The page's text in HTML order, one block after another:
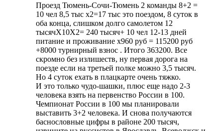
Проезд Тюмень-Сочи-Тюмень 2 команды 8+2 =
10 чел 8,5 тыс х2=17 тыс это поездом, 8 суток в
оба конца, слишком долго самолетом 12
тысячХ10Х2= 240 тысяч+ 10 чел 12-13 дней
питание и проживание х960 руб = 115200 руб
+8000 турнирный взнос . Итого 363200. Все
скромно без излишеств, ну первая дорога на
поезде если на третьей полке можно 3,5 тысяч.
Но 4 суток ехать в плацкарте очень тяжко.
И это только чудо-шашки, плюс еще надо 2-3
человека взять на первенство России в 100.
Чемпионат России в 100 мы планировали
выставить 3+2 человека. И снова получаются
баснословные цифры в районе 200 тысяч,